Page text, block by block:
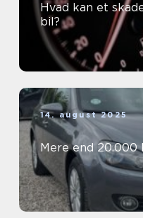
Hvad kan et
bil?
14. august 2025
Mere end